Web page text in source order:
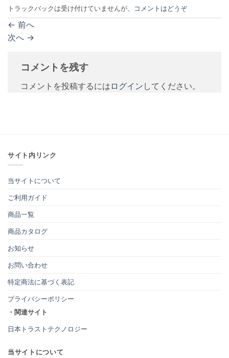
トラックバックは受け付けていませんが、 コメントはどうぞ
← 前へ
次へ →
コメントを残す
コメントを投稿するには ログイン してください。
サイト内リンク
当サイトについて
ご利用ガイド
商品一覧
商品カタログ
お知らせ
お問い合わせ
特定商法に基づく表記
プライバシーポリシー
・関連サイト
日本トラストテクノロジー
当サイトについて